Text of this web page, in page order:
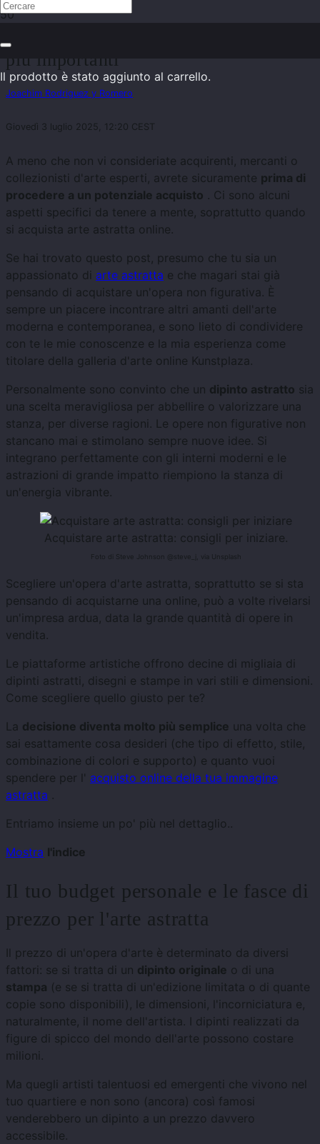
Il prodotto è stato aggiunto al carrello.
più importanti
Joachim Rodriguez y Romero
Giovedì 3 luglio 2025, 12:20 CEST
A meno che non vi consideriate acquirenti, mercanti o
collezionisti d'arte esperti, avrete sicuramente prima di
procedere a un potenziale acquisto . Ci sono alcuni
aspetti specifici da tenere a mente, soprattutto quando
si acquista arte astratta online.
Se hai trovato questo post, presumo che tu sia un
appassionato di arte astratta e che magari stai già
pensando di acquistare un'opera non figurativa. È
sempre un piacere incontrare altri amanti dell'arte
moderna e contemporanea, e sono lieto di condividere
con te le mie conoscenze e la mia esperienza come
titolare della galleria d'arte online Kunstplaza.
Personalmente sono convinto che un dipinto astratto sia
una scelta meravigliosa per abbellire o valorizzare una
stanza, per diverse ragioni. Le opere non figurative non
stancano mai e stimolano sempre nuove idee. Si
integrano perfettamente con gli interni moderni e le
astrazioni di grande impatto riempiono la stanza di
un'energia vibrante.
Acquistare arte astratta: consigli per iniziare.
Foto di Steve Johnson @steve_j, via Unsplash
Scegliere un'opera d'arte astratta, soprattutto se si sta
pensando di acquistarne una online, può a volte rivelarsi
un'impresa ardua, data la grande quantità di opere in
vendita.
Le piattaforme artistiche offrono decine di migliaia di
dipinti astratti, disegni e stampe in vari stili e dimensioni.
Come scegliere quello giusto per te?
La decisione diventa molto più semplice una volta che
sai esattamente cosa desideri (che tipo di effetto, stile,
combinazione di colori e supporto) e quanto vuoi
spendere per l' acquisto online della tua immagine
astratta .
Entriamo insieme un po' più nel dettaglio..
Mostra l'indice
Il tuo budget personale e le fasce di
prezzo per l'arte astratta
Il prezzo di un'opera d'arte è determinato da diversi
fattori: se si tratta di un dipinto originale o di una
stampa (e se si tratta di un'edizione limitata o di quante
copie sono disponibili), le dimensioni, l'incorniciatura e,
naturalmente, il nome dell'artista. I dipinti realizzati da
figure di spicco del mondo dell'arte possono costare
milioni.
Ma quegli artisti talentuosi ed emergenti che vivono nel
tuo quartiere e non sono (ancora) così famosi
venderebbero un dipinto a un prezzo davvero
accessibile.